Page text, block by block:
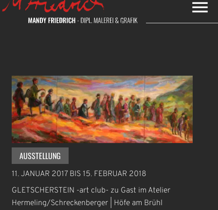
AUSSTELLUNG
11. JANUAR 2017BIS 15. FEBRUAR 2018
GLETSCHERSTEIN -art club- zu Gast im Atelier
Hermeling/Schreckenberger | Höfe am Brühl